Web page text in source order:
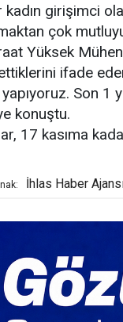
kadın girişimci
çok
Yüksek
ifade
Son 1
konuştu.
17 kasıma
İhlas Haber